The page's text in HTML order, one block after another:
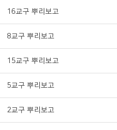
16교구 뿌리보고
8교구 뿌리보고
15교구 뿌리보고
5교구 뿌리보고
2교구 뿌리보고